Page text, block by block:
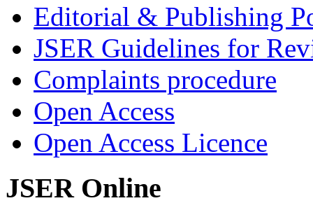
Editorial & Publishing
JSER Guidelines for
Complaints procedure
Open Access
Open Access Licence
JSER Online